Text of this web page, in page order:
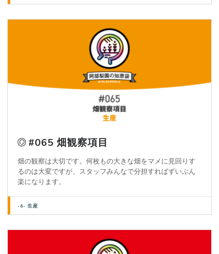
#065 畑観察項目
畑の観察は大切です。何枚もの大きな畑をマメに見回りす
るのは大変ですが、スタッフみんなで分担すればずいぶん
楽になります。
-6- 生産